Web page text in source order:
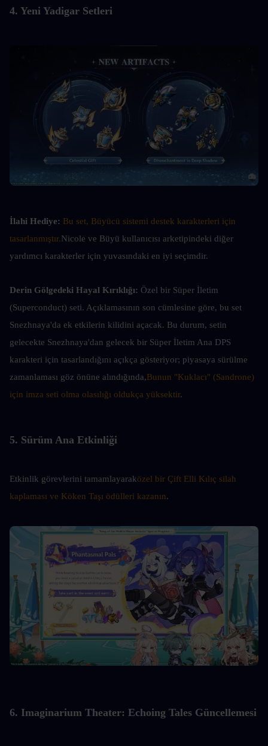
4. Yeni Yadigar Setleri
İlahi Hediye: Bu set, Büyücü sistemi destek karakterleri için
tasarlanmıştır.Nicole ve Büyü kullanıcısı arketipindeki diğer
yardımcı karakterler için yuvasındaki en iyi seçimdir.
Derin Gölgedeki Hayal Kırıklığı: Özel bir Süper İletim
(Superconduct) seti. Açıklamasının son cümlesine göre, bu set
Snezhnaya'da ek etkilerin kilidini açacak. Bu durum, setin
gelecekte Snezhnaya'dan gelecek bir Süper İletim Ana DPS
karakteri için tasarlandığını açıkça gösteriyor; piyasaya sürülme
zamanlaması göz önüne alındığında,Bunun "Kuklacı" (Sandrone)
için imza seti olma olasılığı oldukça yüksektir.
5. Sürüm Ana Etkinliği
Etkinlik görevlerini tamamlayaraközel bir Çift Elli Kılıç silah
kaplaması ve Köken Taşı ödülleri kazanın.
6. Imaginarium Theater: Echoing Tales Güncellemesi